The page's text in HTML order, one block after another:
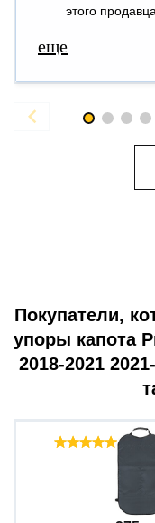
этого
еще

Покупатели,
упоры капота
2018-2021
Защитная